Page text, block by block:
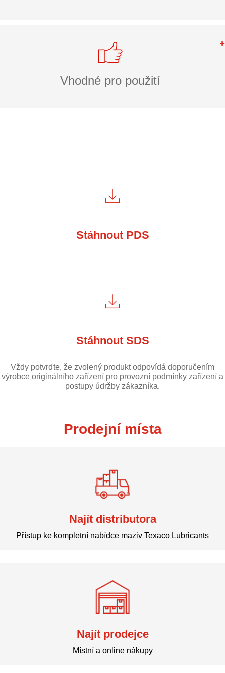
Vhodné pro použití
Stáhnout PDS
Stáhnout SDS
Vždy potvrďte, že zvolený produkt odpovídá doporučením
výrobce originálního zařízení pro provozní podmínky zařízení a
postupy údržby zákazníka.
Prodejní místa
Najít distributora
Přístup ke kompletní nabídce maziv Texaco Lubricants
Najít prodejce
Místní a online nákupy